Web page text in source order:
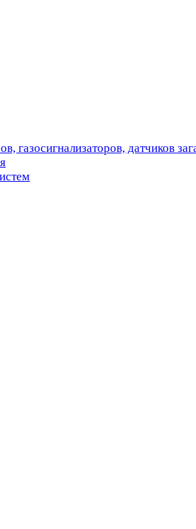
газосигнализаторов, датчиков